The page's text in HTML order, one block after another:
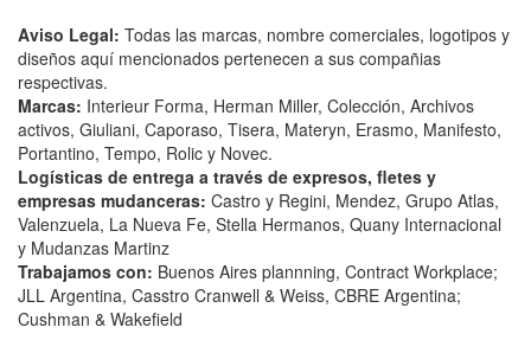
Aviso Legal: Todas las marcas, nombre comerciales, logotipos y
diseños aquí mencionados pertenecen a sus compañias
respectivas.
Marcas: Interieur Forma, Herman Miller, Colección, Archivos
activos, Giuliani, Caporaso, Tisera, Materyn, Erasmo, Manifesto,
Portantino, Tempo, Rolic y Novec.
Logísticas de entrega a través de expresos, fletes y
empresas mudanceras: Castro y Regini, Mendez, Grupo Atlas,
Valenzuela, La Nueva Fe, Stella Hermanos, Quany Internacional
y Mudanzas Martinz
Trabajamos con: Buenos Aires plannning, Contract Workplace;
JLL Argentina, Casstro Cranwell & Weiss, CBRE Argentina;
Cushman & Wakefield